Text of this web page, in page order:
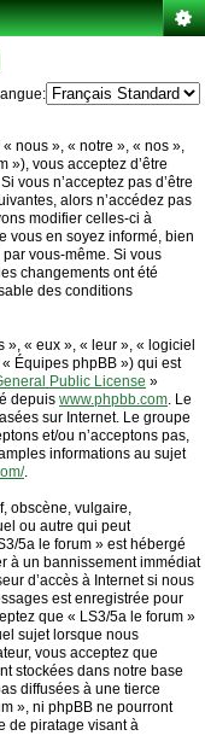
nous », « notre », « nos »,
»), vous acceptez d’être
vous n’acceptez pas d’être
alors n’accédez pas
modifier celles-ci à
vous en soyez informé, bien
vous-même. Si vous
changements ont été
des conditions
« eux », « leur », « logiciel
Équipes phpBB ») qui est
Public License »
depuis www.phpbb.com. Le
sur Internet. Le groupe
et/ou n’acceptons pas,
informations au sujet
.
obscène, vulgaire,
ou autre qui peut
5a le forum » est hébergé
à un bannissement immédiat
d’accès à Internet si nous
est enregistrée pour
que « LS3/5a le forum »
sujet lorsque nous
vous acceptez que
stockées dans notre base
diffusées à une tierce
», ni phpBB ne pourront
de piratage visant à